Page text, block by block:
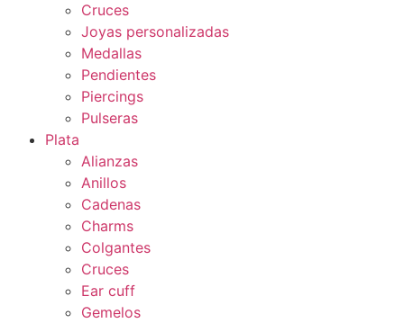
Cruces
Joyas personalizadas
Medallas
Pendientes
Piercings
Pulseras
Plata
Alianzas
Anillos
Cadenas
Charms
Colgantes
Cruces
Ear cuff
Gemelos